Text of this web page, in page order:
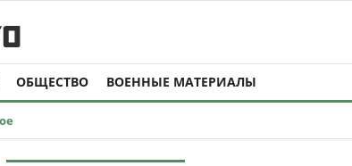
ОБЩЕСТВО ВОЕННЫЕ МАТЕРИАЛЫ